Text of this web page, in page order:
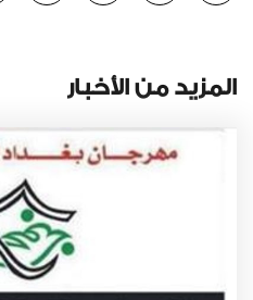
المزيد من الأخبار